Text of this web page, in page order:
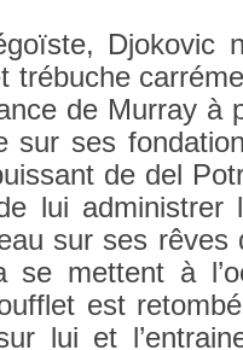
Djokovic
trébuche
de Mur­ray à
sur ses
de del
lui ad­ministr­er
sur ses rêves
se met­tent à
est
lui et